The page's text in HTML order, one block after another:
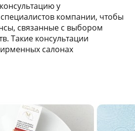
у
компании, чтобы
связанные с выбором
Такие консультации
салонах